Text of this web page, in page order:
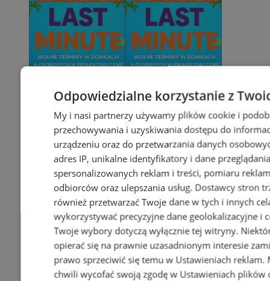
Odpowiedzialne korzystanie z
My i nasi partnerzy używamy plików cookie i
przechowywania i uzyskiwania dostępu do
urządzeniu oraz do przetwarzania danych
adres IP, unikalne identyfikatory i dane
spersonalizowanych reklam i treści, pomiaru
odbiorców oraz ulepszania usług. Dostawcy stron
również przetwarzać Twoje dane w tych i innych
wykorzystywać precyzyjne dane geolokalizacyjne i
Twoje wybory dotyczą wyłącznie tej witryny.
opierać się na prawnie uzasadnionym interesie
prawo sprzeciwić się temu w Ustawieniach reklam.
chwili wycofać swoją zgodę w Ustawieniach plików